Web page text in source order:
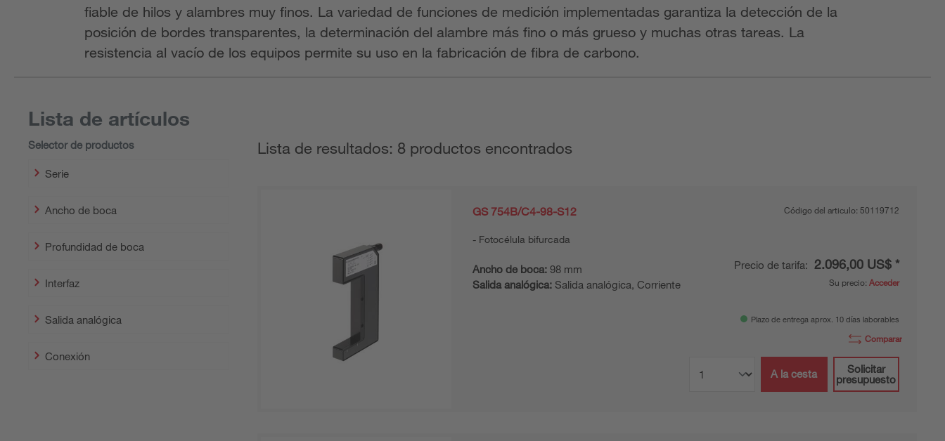
fiable de hilos y alambres muy finos. La variedad de funciones de medición implementadas garantiza la detección de la
posición de bordes transparentes, la determinación del alambre más fino o más grueso y muchas otras tareas. La
resistencia al vacío de los equipos permite su uso en la fabricación de fibra de carbono.
Lista de artículos
Selector de productos
Serie
Ancho de boca
Profundidad de boca
Interfaz
Salida analógica
Conexión
Lista de resultados: 8 productos encontrados
GS 754B/C4-98-S12
Fotocélula bifurcada
Ancho de boca: 98 mm
Salida analógica: Salida analógica, Corriente
Código del articulo: 50119712
Precio de tarifa: 2.096,00 US$ *
Su precio: Acceder
Plazo de entrega aprox. 10 días laborables
Comparar
A la cesta
Solicitar
presupuesto